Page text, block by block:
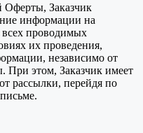
Оферты, Заказчик
информации на
всех проводимых
их проведения,
независимо от
При этом, Заказчик имеет
рассылки, перейдя по